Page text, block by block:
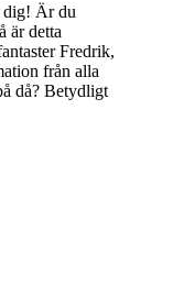
dig! Är du
är detta
Fredrik,
från alla
då? Betydligt